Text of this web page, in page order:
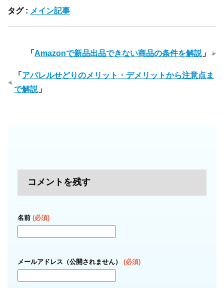
タグ : メイン記事
「 Amazonで新品出品できない商品の条件を解説」
「 アパレルせどりのメリット・デメリットから注意点ま
で解説」
コメントを残す
名前 (必須)
メールアドレス（公開されません） (必須)